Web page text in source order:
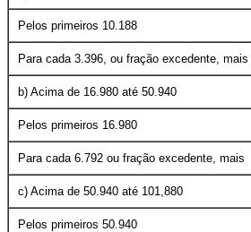
Pelos primeiros 10.188
Para cada 3.396, ou fração excedente, mais
b) Acima de 16.980 até 50.940
Pelos primeiros 16.980
Para cada 6.792 ou fração excedente, mais
c) Acima de 50.940 até 101,880
Pelos primeiros 50.940